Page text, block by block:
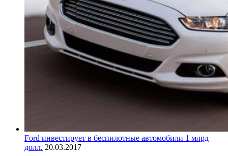
Ford инвестирует в беспилотные автомобили 1 млрд
долл. 20.03.2017